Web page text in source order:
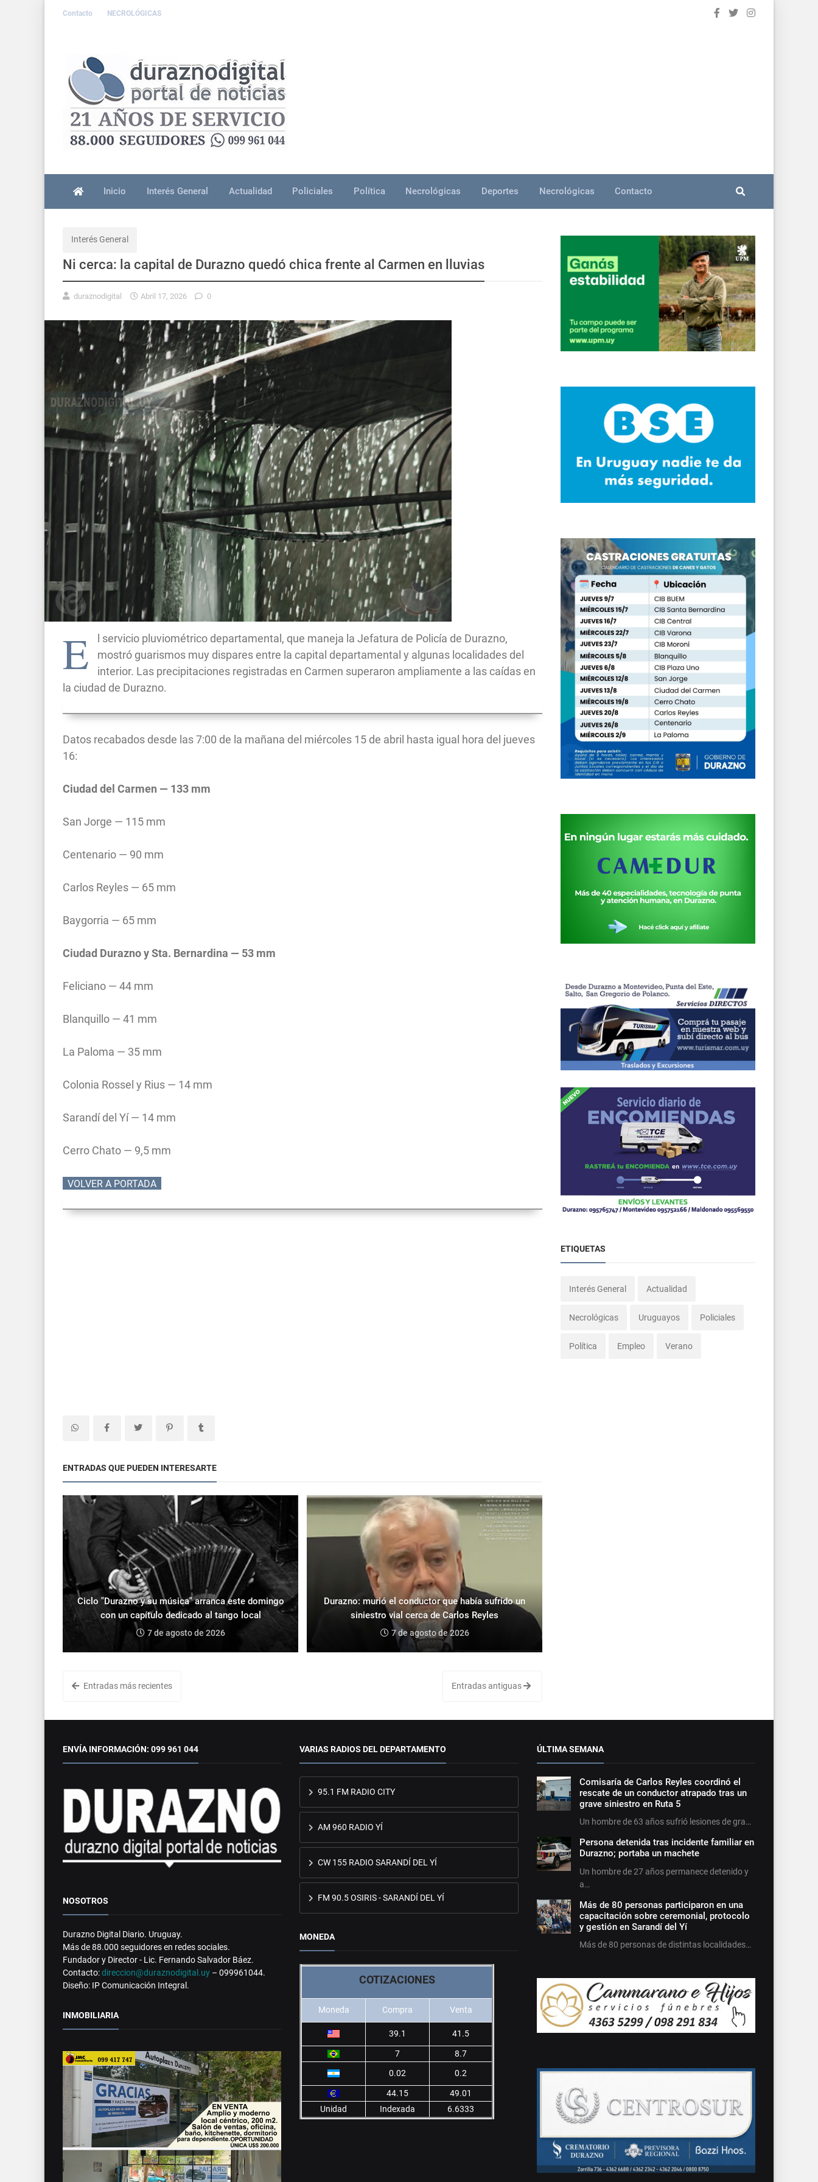
Contacto NECROLÓGICAS
Inicio Interés General Actualidad Policiales Política Necrológicas Deportes Necrológicas Contacto
Interés General
Ni cerca: la capital de Durazno quedó chica frente al Carmen en lluvias
duraznodigital Abril 17, 2026 0
E
l servicio pluviométrico departamental, que maneja la Jefatura de Policía de Durazno,
mostró guarismos muy dispares entre la capital departamental y algunas localidades del
interior. Las precipitaciones registradas en Carmen superaron ampliamente a las caídas en
la ciudad de Durazno.
Datos recabados desde las 7:00 de la mañana del miércoles 15 de abril hasta igual hora del jueves
16:
Ciudad del Carmen — 133 mm
San Jorge — 115 mm
Centenario — 90 mm
Carlos Reyles — 65 mm
Baygorria — 65 mm
Ciudad Durazno y Sta. Bernardina — 53 mm
Feliciano — 44 mm
Blanquillo — 41 mm
La Paloma — 35 mm
Colonia Rossel y Rius — 14 mm
Sarandí del Yí — 14 mm
Cerro Chato — 9,5 mm
VOLVER A PORTADA
ENTRADAS QUE PUEDEN INTERESARTE
Ciclo "Durazno y su música" arranca este domingo
con un capítulo dedicado al tango local
7 de agosto de 2026
Durazno: murió el conductor que había sufrido un
siniestro vial cerca de Carlos Reyles
7 de agosto de 2026
Entradas más recientes Entradas antiguas
ETIQUETAS
Interés General Actualidad
Necrológicas Uruguayos Policiales
Política Empleo Verano
ENVÍA INFORMACIÓN: 099 961 044
NOSOTROS
Durazno Digital Diario. Uruguay.
Más de 88.000 seguidores en redes sociales.
Fundador y Director - Lic. Fernando Salvador Báez.
Contacto:direccion@duraznodigital.uy – 099961044.
Diseño: IP Comunicación Integral.
INMOBILIARIA
VARIAS RADIOS DEL DEPARTAMENTO
95.1 FM RADIO CITY
AM 960 RADIO YÍ
CW 155 RADIO SARANDÍ DEL YÍ
FM 90.5 OSIRIS - SARANDÍ DEL YÍ
MONEDA
COTIZACIONES
Moneda Compra Venta
39.1 41.5
7
8.7
0.02
0.2
44.15
49.01
Unidad
Indexada 6.6333
ÚLTIMA SEMANA
Comisaría de Carlos Reyles coordinó el
rescate de un conductor atrapado tras un
grave siniestro en Ruta 5
Un hombre de 63 años sufrió lesiones de gra…
Persona detenida tras incidente familiar en
Durazno; portaba un machete
Un hombre de 27 años permanece detenido y
a…
Más de 80 personas participaron en una
capacitación sobre ceremonial, protocolo
y gestión en Sarandí del Yí
Más de 80 personas de distintas localidades…